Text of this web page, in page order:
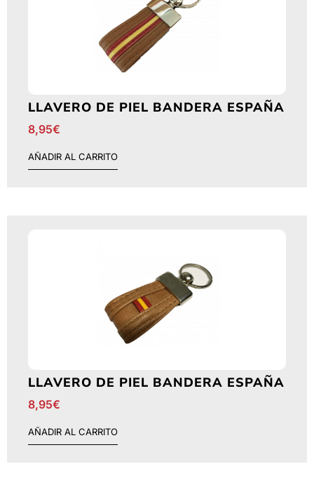
LLAVERO DE PIEL BANDERA ESPAÑA
8,95€
AÑADIR AL CARRITO
LLAVERO DE PIEL BANDERA ESPAÑA
8,95€
AÑADIR AL CARRITO